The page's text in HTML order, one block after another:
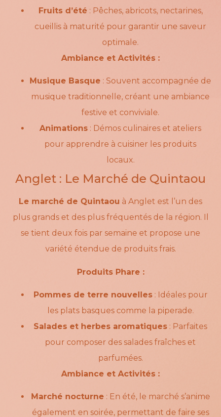
Fruits d’été : Pêches, abricots, nectarines,
cueillis à maturité pour garantir une saveur
optimale.
Ambiance et Activités :
Musique Basque : Souvent accompagnée de
musique traditionnelle, créant une ambiance
festive et conviviale.
Animations : Démos culinaires et ateliers
pour apprendre à cuisiner les produits
locaux.
Anglet : Le Marché de Quintaou
Le marché de Quintaou à Anglet est l’un des
plus grands et des plus fréquentés de la région. Il
se tient deux fois par semaine et propose une
variété étendue de produits frais.
Produits Phare :
Pommes de terre nouvelles: Idéales pour
les plats basques comme la piperade.
Salades et herbes aromatiques : Parfaites
pour composer des salades fraîches et
parfumées.
Ambiance et Activités :
Marché nocturne : En été, le marché s’anime
également en soirée, permettant de faire ses